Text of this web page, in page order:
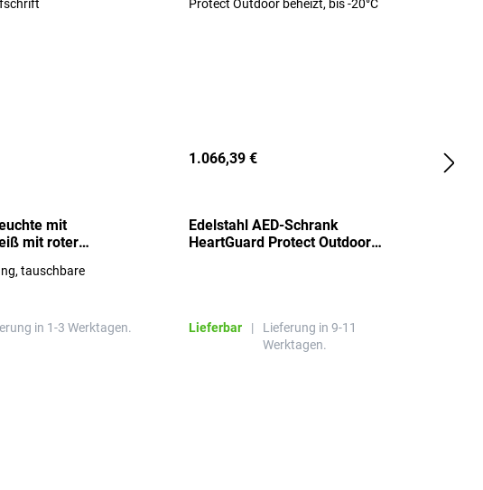
mit
mit roter
tauschbare
in 1-3 Werktagen.
1.066,39 €
Edelstahl AED-Schrank
HeartGuard Protect Outdoor
Lieferbar |
Lieferung in 9-11
Werktagen.